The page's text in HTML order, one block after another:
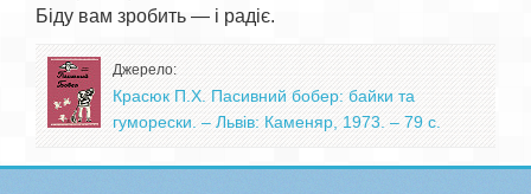
Джерело:
Красюк П.Х. Пасивний бобер: байки та
гуморески. – Львів: Каменяр, 1973. – 79 с.